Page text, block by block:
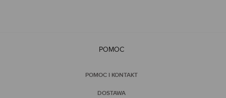
POMOC
POMOC I KONTAKT
DOSTAWA